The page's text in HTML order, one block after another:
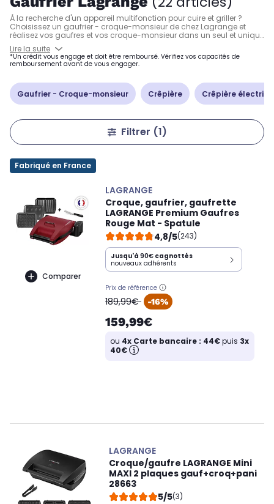
À la recherche d'un appareil multifonction pour cuire et griller ?
Choisissez un gaufrier - croque-monsieur de chez Lagrange et
réalisez vos gaufres et vos croque-monsieur dans un seul et unique
appareil. Grâce à ses plaques en fonte d'aluminium, le gaufrier -
croque-monsieur Lagrange vous accompagne dans vos
différentes préparations. Les plaques ont l'avantage d'être
amovibles et donc faciles à nettoyer.
Lire la suite
*Un crédit vous engage et doit être remboursé. Vérifiez vos capacités de
remboursement avant de vous engager.
Gaufrier - Croque-monsieur Crêpière Crêpière
Filtrer (1)
Fabriqué en France
Comparer
LAGRANGE
Croque, gaufrier, gaufrette
LAGRANGE Premium Gaufres
Rouge Mat - Spatule
4,8/5(243)
Jusqu'à 90€ cagnottés
nouveaux adhérents
Prix de référence
oldPrice
189,99€ -16%
159,99€
ou 4x Carte bancaire : 44€puis 3x
40€
LAGRANGE
Croque/gaufre LAGRANGE Mini
MAXI 2 plaques gauf+croq+pani
28663
5/5(3)